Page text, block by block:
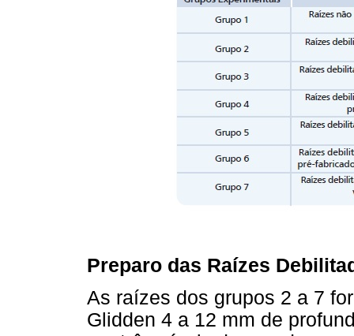
Preparo das Raízes
As raízes dos grupos 2 a 7
Glidden 4 a 12 mm de